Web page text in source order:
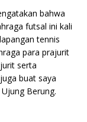
bahwa
futsal ini kali
tennis
para prajurit
serta
buat saya
Berung.